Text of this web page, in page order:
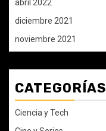
abril 2022
diciembre 2021
noviembre 2021
CATEGORÍAS
Ciencia y Tech